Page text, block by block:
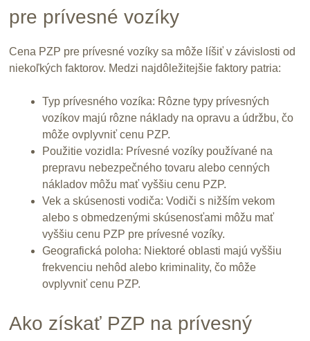
pre prívesné vozíky
Cena PZP pre prívesné vozíky sa môže líšiť v závislosti od
niekoľkých faktorov. Medzi najdôležitejšie faktory patria:
Typ prívesného vozíka: Rôzne typy prívesných
vozíkov majú rôzne náklady na opravu a údržbu, čo
môže ovplyvniť cenu PZP.
Použitie vozidla: Prívesné vozíky používané na
prepravu nebezpečného tovaru alebo cenných
nákladov môžu mať vyššiu cenu PZP.
Vek a skúsenosti vodiča: Vodiči s nižším vekom
alebo s obmedzenými skúsenosťami môžu mať
vyššiu cenu PZP pre prívesné vozíky.
Geografická poloha: Niektoré oblasti majú vyššiu
frekvenciu nehôd alebo kriminality, čo môže
ovplyvniť cenu PZP.
Ako získať PZP na prívesný